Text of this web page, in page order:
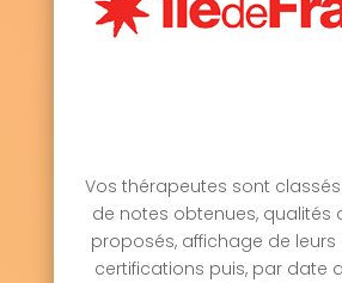
Vos thérapeutes sont
de notes obtenues, qualités
proposés, affichage de
certifications puis, par date